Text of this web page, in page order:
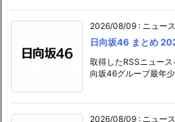
2026/08/09 : ニュー
日向坂46 まとめ
取得したRSSニュー
向坂46グループ最年
2026/08/09 : ニュー